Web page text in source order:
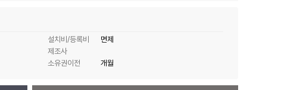
설치비/등록비
면제
제조사
소유권이전 개월